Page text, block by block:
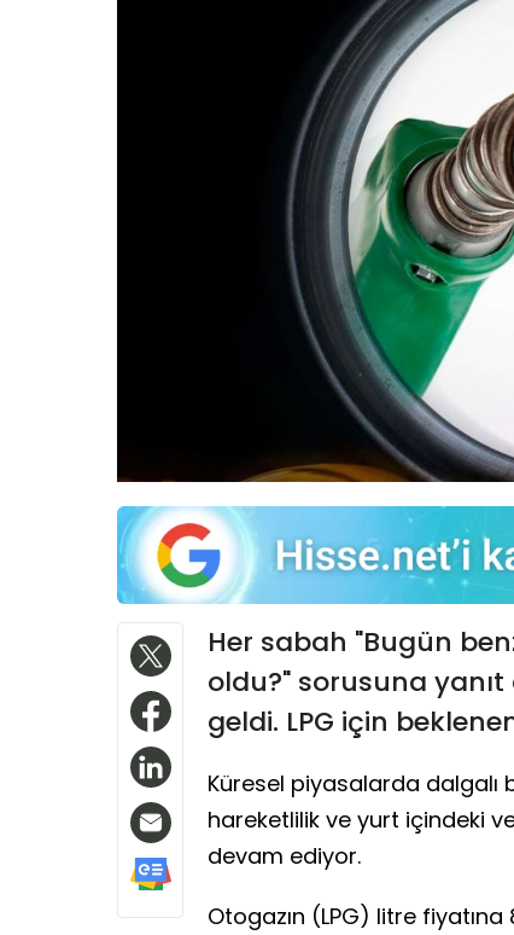
Her sabah "Bugün
oldu?" sorusuna
geldi. LPG için
Küresel piyasalarda dalgalı
hareketlilik ve yurt içindeki
devam ediyor.
Otogazın (LPG) litre